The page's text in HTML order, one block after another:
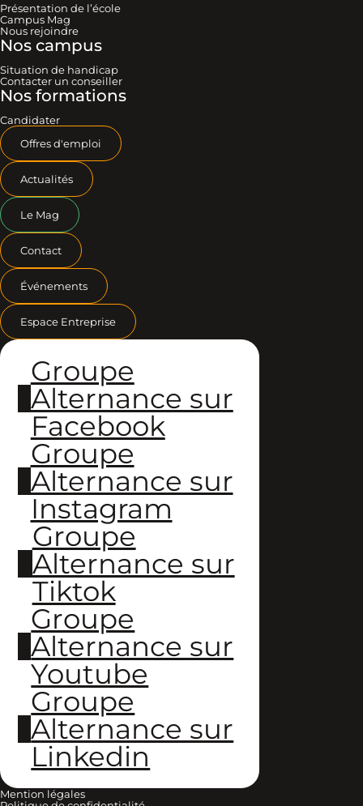
Présentation de l’école
Campus Mag
Nous rejoindre
Nos campus
Situation de handicap
Contacter un conseiller
Nos formations
Candidater
Offres d'emploi
Actualités
Le Mag
Contact
Événements
Espace Entreprise
Groupe
Alternance sur
Facebook
Groupe
Alternance sur
Instagram
Groupe
Alternance sur
Tiktok
Groupe
Alternance sur
Youtube
Groupe
Alternance sur
Linkedin
Mention légales